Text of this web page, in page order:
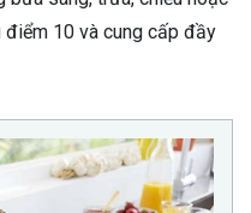
10 và cung cấp đầy